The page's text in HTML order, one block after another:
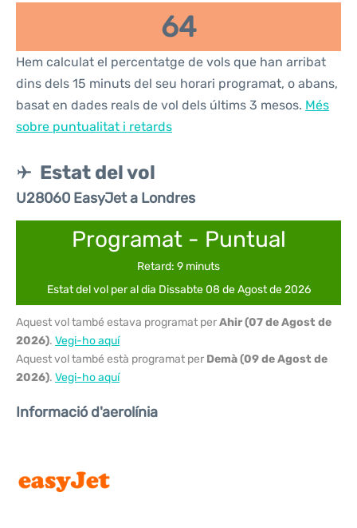
64
Hem calculat el percentatge de vols que han arribat
dins dels 15 minuts del seu horari programat, o abans,
basat en dades reals de vol dels últims 3 mesos. Més
sobre puntualitat i retards
Estat del vol
U28060 EasyJet a Londres
Programat - Puntual
Retard: 9 minuts
Estat del vol per al dia Dissabte 08 de Agost de 2026
Aquest vol també estava programat perAhir (07 de Agost de
2026). Vegi-ho aquí
Aquest vol també està programat per Demà (09 de Agost de
2026). Vegi-ho aquí
Informació d'aerolínia